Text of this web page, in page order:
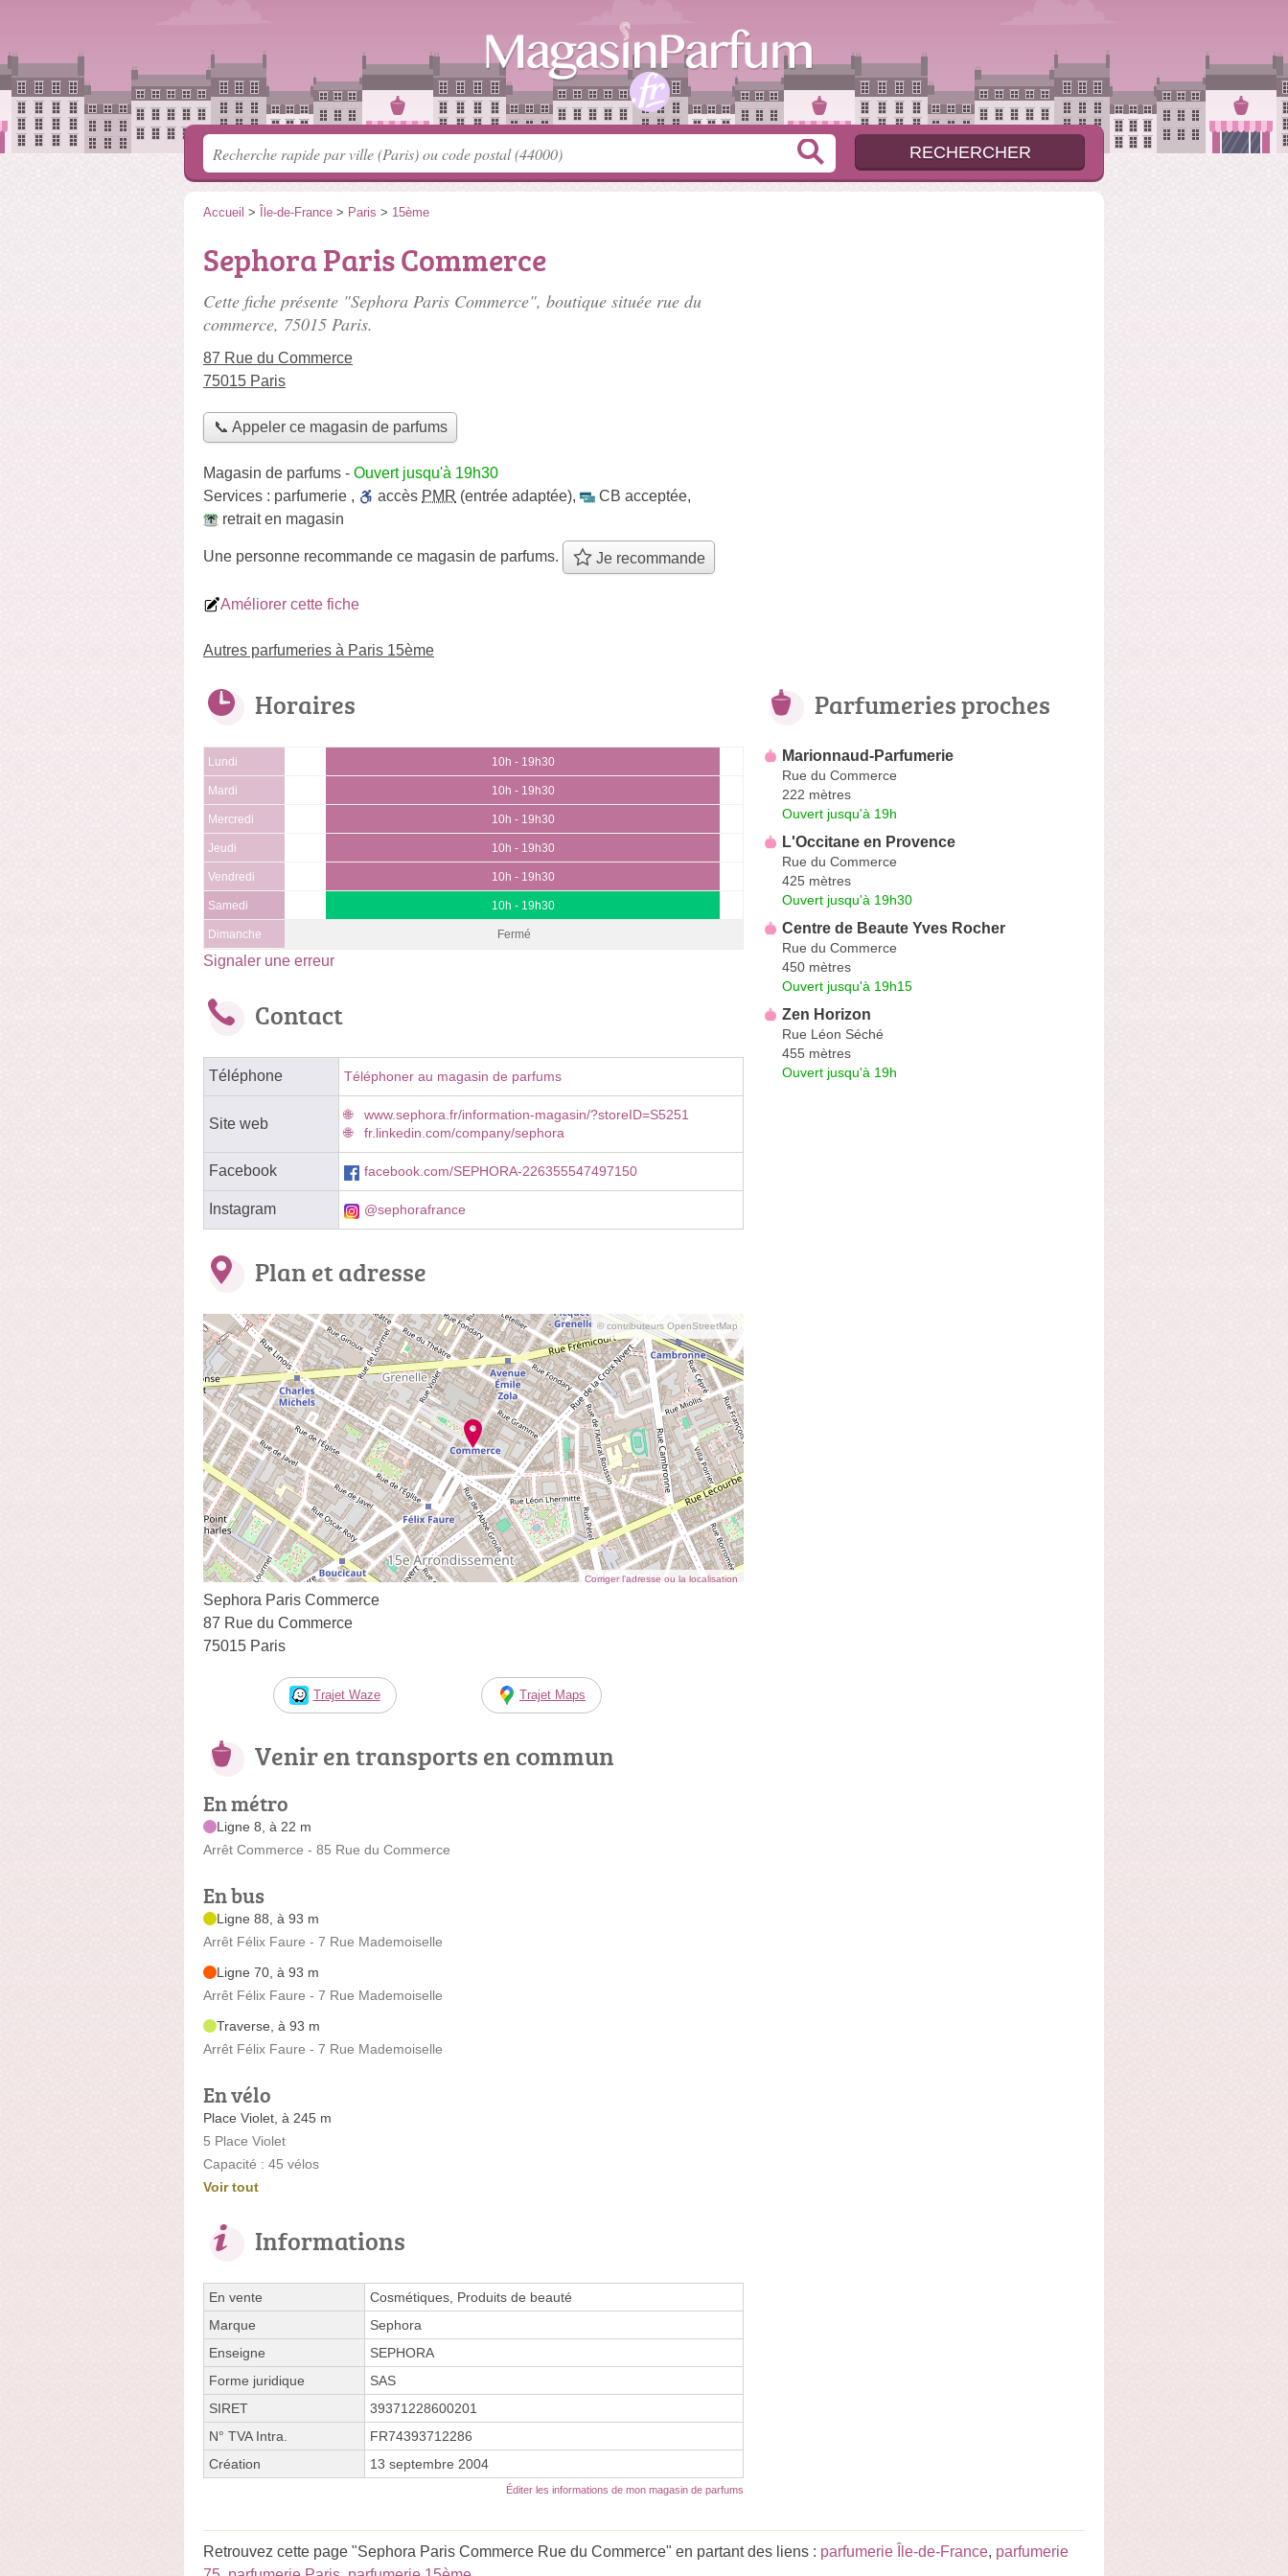
Accueil > Île-de-France > Paris > 15ème
Sephora Paris Commerce
Cette fiche présente "Sephora Paris Commerce", boutique située rue du
commerce, 75015 Paris.
87 Rue du Commerce
75015 Paris
📞 Appeler ce magasin de parfums
Magasin de parfums - Ouvert jusqu'à 19h30
Services : parfumerie , accès PMR (entrée adaptée), CB acceptée,
retrait en magasin
Une personne recommande ce magasin de parfums. Je recommande
Améliorer cette fiche
Autres parfumeries à Paris 15ème
Horaires
Lundi 10h - 19h30
Mardi 10h - 19h30
Mercredi 10h - 19h30
Jeudi 10h - 19h30
Vendredi 10h - 19h30
Samedi 10h - 19h30
Dimanche Fermé
Signaler une erreur
Contact
Téléphone Téléphoner au magasin de parfums
Site web
www.sephora.fr/information-magasin/?storeID=S5251
fr.linkedin.com/company/sephora
Facebook facebook.com/SEPHORA-226355547497150
Instagram @sephorafrance
Plan et adresse
© contributeurs OpenStreetMap
Corriger l’adresse ou la localisation
Sephora Paris Commerce
87 Rue du Commerce
75015 Paris
Trajet Waze Trajet Maps
Venir en transports en commun
En métro
Ligne 8, à 22 m
Arrêt Commerce - 85 Rue du Commerce
En bus
Ligne 88, à 93 m
Arrêt Félix Faure - 7 Rue Mademoiselle
Ligne 70, à 93 m
Arrêt Félix Faure - 7 Rue Mademoiselle
Traverse, à 93 m
Arrêt Félix Faure - 7 Rue Mademoiselle
En vélo
Place Violet, à 245 m
5 Place Violet
Capacité : 45 vélos
Voir tout
Informations
En vente
Cosmétiques, Produits de beauté
Marque
Sephora
Enseigne
SEPHORA
Forme juridique
SAS
SIRET
39371228600201
N° TVA Intra.
FR74393712286
Création
13 septembre 2004
Éditer les informations de mon magasin de parfums
Parfumeries proches
Marionnaud-Parfumerie
Rue du Commerce
222 mètres
Ouvert jusqu'à 19h
L'Occitane en Provence
Rue du Commerce
425 mètres
Ouvert jusqu'à 19h30
Centre de Beaute Yves Rocher
Rue du Commerce
450 mètres
Ouvert jusqu'à 19h15
Zen Horizon
Rue Léon Séché
455 mètres
Ouvert jusqu'à 19h
Retrouvez cette page "Sephora Paris Commerce Rue du Commerce" en partant des liens : parfumerie Île-de-France, parfumerie